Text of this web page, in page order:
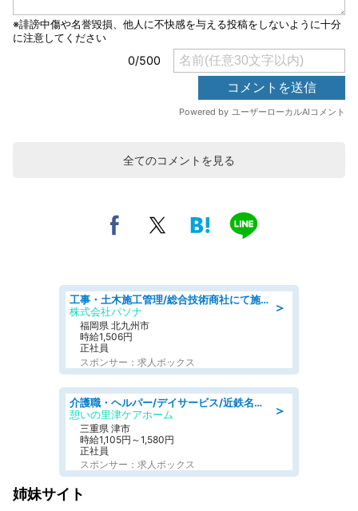
全てのコメントを見る
＞
工事・土木施工管理/総合技術商社にて施工管理のお仕事/即日勤務可/車通勤可/工事・土木施工管理/生産・品質管理
株式会社パソナ
福岡県 北九州市
時給1,506円
正社員
スポンサー：求人ボックス
＞
介護職・ヘルパー/デイサービス/近鉄名古屋線 高田本山/津市/三重県
憩いの里津ケアホーム
三重県 津市
時給1,105円～1,580円
正社員
スポンサー：求人ボックス
姉妹サイト